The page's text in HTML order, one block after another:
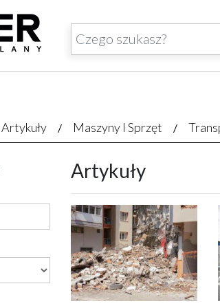
Artykuły Maszyny I Sprzęt
Artykuły